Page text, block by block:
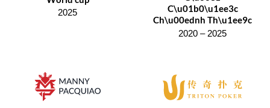
2025
C\u01b0\u1ee3c
Ch\u00ednh Th\u1ee9c
2020 – 2025